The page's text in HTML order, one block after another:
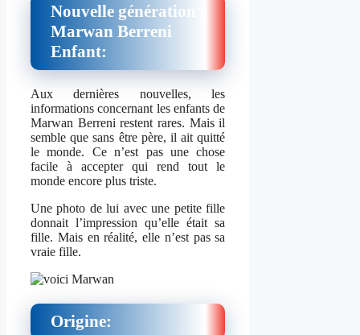
Nouvelle génération :
Marwan Berreni
Enfant:
Aux dernières nouvelles, les
informations concernant les enfants de
Marwan Berreni restent rares. Mais il
semble que sans être père, il ait quitté
le monde. Ce n’est pas une chose
facile à accepter qui rend tout le
monde encore plus triste.
Une photo de lui avec une petite fille
donnait l’impression qu’elle était sa
fille. Mais en réalité, elle n’est pas sa
vraie fille.
Origine: